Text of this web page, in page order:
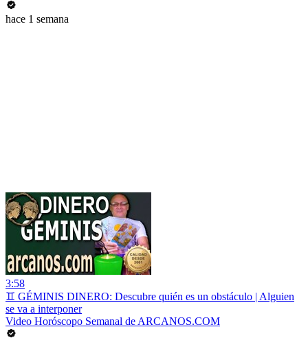
hace 1 semana
3:58
♊ GÉMINIS DINERO: Descubre quién es un obstáculo | Alguien
se va a interponer
Video Horóscopo Semanal de ARCANOS.COM